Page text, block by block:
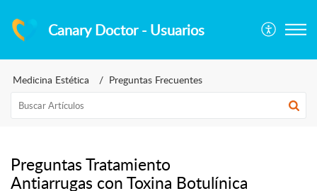
Canary Doctor - Usuarios
Medicina Estética Preguntas Frecuentes
Preguntas Tratamiento
Antiarrugas con Toxina Botulínica